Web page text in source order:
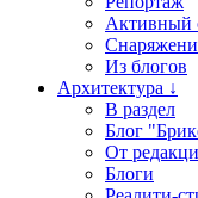
Активный
Из блогов
Архитектура ↓
В раздел
Блог
От
Блоги